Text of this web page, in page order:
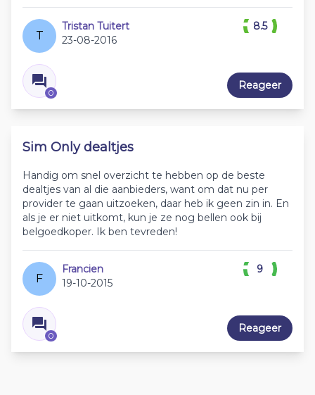
T
Tristan Tuitert
23-08-2016
0
8.5
Reageer
Sim Only dealtjes
Handig om snel overzicht te hebben op de beste
dealtjes van al die aanbieders, want om dat nu per
provider te gaan uitzoeken, daar heb ik geen zin in. En
als je er niet uitkomt, kun je ze nog bellen ook bij
belgoedkoper. Ik ben tevreden!
F
Francien
19-10-2015
0
9
Reageer